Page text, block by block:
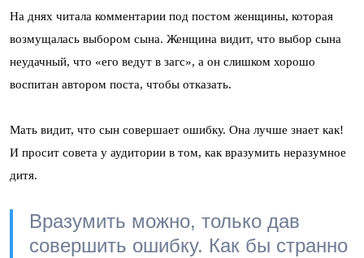
На днях читала комментарии под постом женщины, которая
возмущалась выбором сына. Женщина видит, что выбор сына
неудачный, что «его ведут в загс», а он слишком хорошо
воспитан автором поста, чтобы отказать.
Мать видит, что сын совершает ошибку. Она лучше знает как!
И просит совета у аудитории в том, как вразумить неразумное
дитя.
Вразумить можно, только дав
совершить ошибку. Как бы странно